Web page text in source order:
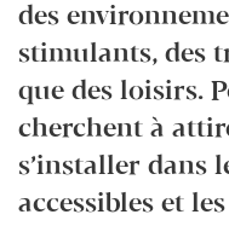
des
stimulants, des
que des loisirs.
cherchent à
s’installer dans
accessibles et